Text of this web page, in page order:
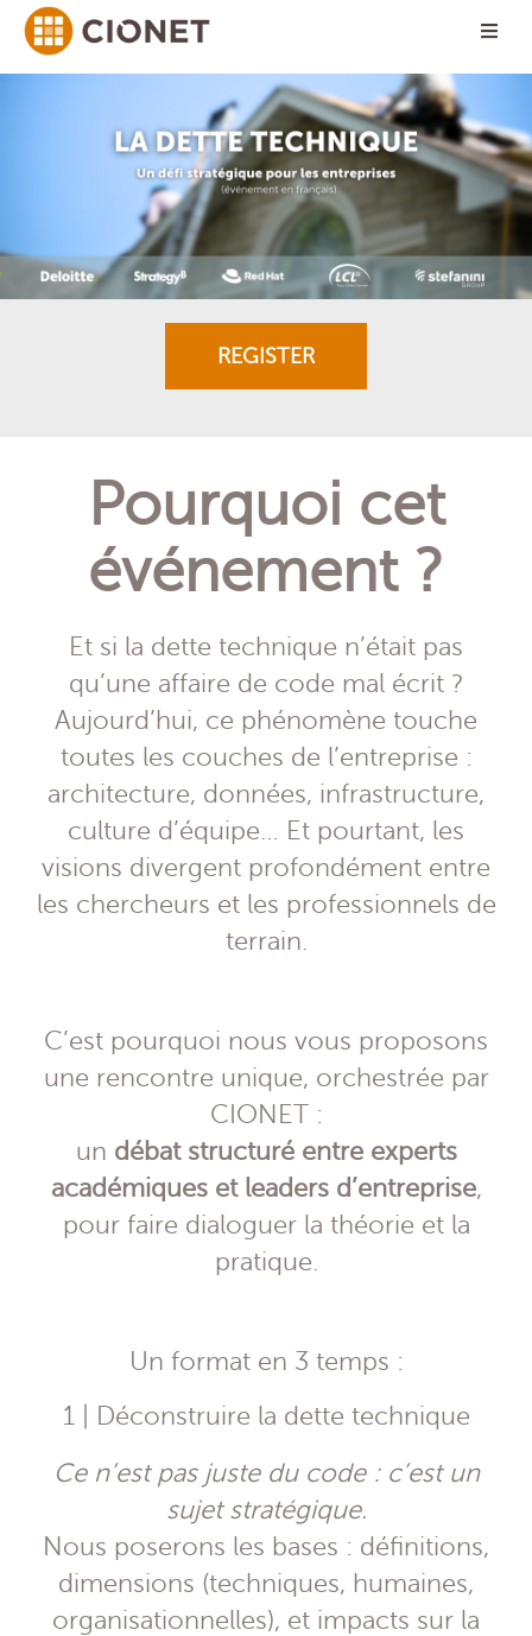
REGISTER
Pourquoi cet
événement ?
Et si la dette technique n’était pas
qu’une affaire de code mal écrit ?
Aujourd’hui, ce phénomène touche
toutes les couches de l’entreprise :
architecture, données, infrastructure,
culture d’équipe… Et pourtant, les
visions divergent profondément entre
les chercheurs et les professionnels de
terrain.
C’est pourquoi nous vous proposons
une rencontre unique, orchestrée par
CIONET :
un débat structuré entre experts
académiques et leaders d’entreprise,
pour faire dialoguer la théorie et la
pratique.
Un format en 3 temps :
1 | Déconstruire la dette technique
Ce n’est pas juste du code : c’est un
sujet stratégique.
Nous poserons les bases : définitions,
dimensions (techniques, humaines,
organisationnelles), et impacts sur la